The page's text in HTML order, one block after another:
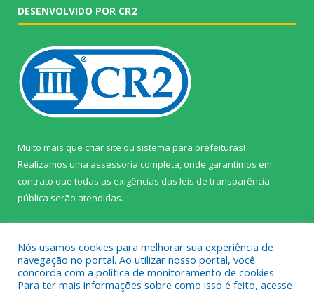
DESENVOLVIDO POR CR2
Muito mais que criar site ou sistema para prefeituras!
Realizamos uma assessoria completa, onde garantimos em
contrato que todas as exigências das leis de transparência
pública serão atendidas.
Nós usamos cookies para melhorar sua experiência de
navegação no portal. Ao utilizar nosso portal, você
concorda com a política de monitoramento de cookies.
Para ter mais informações sobre como isso é feito, acesse